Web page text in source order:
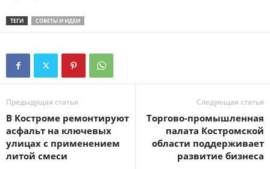
ТЕГИ СОВЕТЫ И ИДЕИ
Предыдущая статья
В Костроме ремонтируют
асфальт на ключевых
улицах с применением
литой смеси
Следующая статья
Торгово-промышленная
палата Костромской
области поддерживает
развитие бизнеса